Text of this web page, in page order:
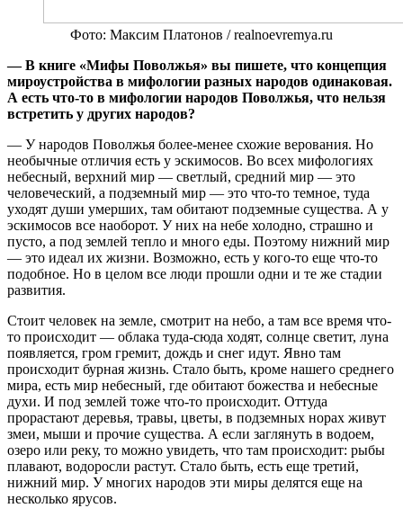
Фото: Максим Платонов / realnoevremya.ru
— В книге «Мифы Поволжья» вы пишете, что концепция
мироустройства в мифологии разных народов одинаковая.
А есть что-то в мифологии народов Поволжья, что нельзя
встретить у других народов?
— У народов Поволжья более-менее схожие верования. Но
необычные отличия есть у эскимосов. Во всех мифологиях
небесный, верхний мир — светлый, средний мир — это
человеческий, а подземный мир — это что-то темное, туда
уходят души умерших, там обитают подземные существа. А у
эскимосов все наоборот. У них на небе холодно, страшно и
пусто, а под землей тепло и много еды. Поэтому нижний мир
— это идеал их жизни. Возможно, есть у кого-то еще что-то
подобное. Но в целом все люди прошли одни и те же стадии
развития.
Стоит человек на земле, смотрит на небо, а там все время что-
то происходит — облака туда-сюда ходят, солнце светит, луна
появляется, гром гремит, дождь и снег идут. Явно там
происходит бурная жизнь. Стало быть, кроме нашего среднего
мира, есть мир небесный, где обитают божества и небесные
духи. И под землей тоже что-то происходит. Оттуда
прорастают деревья, травы, цветы, в подземных норах живут
змеи, мыши и прочие существа. А если заглянуть в водоем,
озеро или реку, то можно увидеть, что там происходит: рыбы
плавают, водоросли растут. Стало быть, есть еще третий,
нижний мир. У многих народов эти миры делятся еще на
несколько ярусов.